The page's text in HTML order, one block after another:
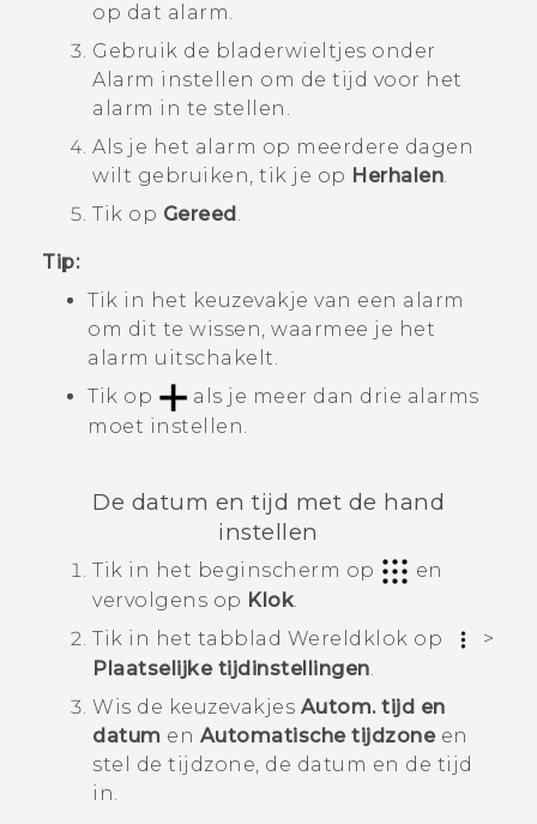
op dat alarm.
Gebruik de bladerwieltjes onder
Alarm instellen om de tijd voor het
alarm in te stellen.
Als je het alarm op meerdere dagen
wilt gebruiken, tik je op Herhalen.
Tik op Gereed .
Tip:
Tik in het keuzevakje van een alarm
om dit te wissen, waarmee je het
alarm uitschakelt.
Tik op
als je meer dan drie alarms
moet instellen.
De datum en tijd met de hand
instellen
Tik in het beginscherm op
en
vervolgens op Klok.
Tik in het tabblad Wereldklok op
>
Plaatselijke tijdinstellingen.
Wis de keuzevakjes Autom. tijd en
datum en Automatische tijdzoneen
stel de tijdzone, de datum en de tijd
in.